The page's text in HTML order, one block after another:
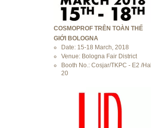
COSMOPROF TRÊN TOÀN THẾ
GIỚI BOLOGNA
Date: 15-18 March, 2018
Venue: Bologna Fair District
Booth No.: Cosjar/TKPC - E2 /Hall
20